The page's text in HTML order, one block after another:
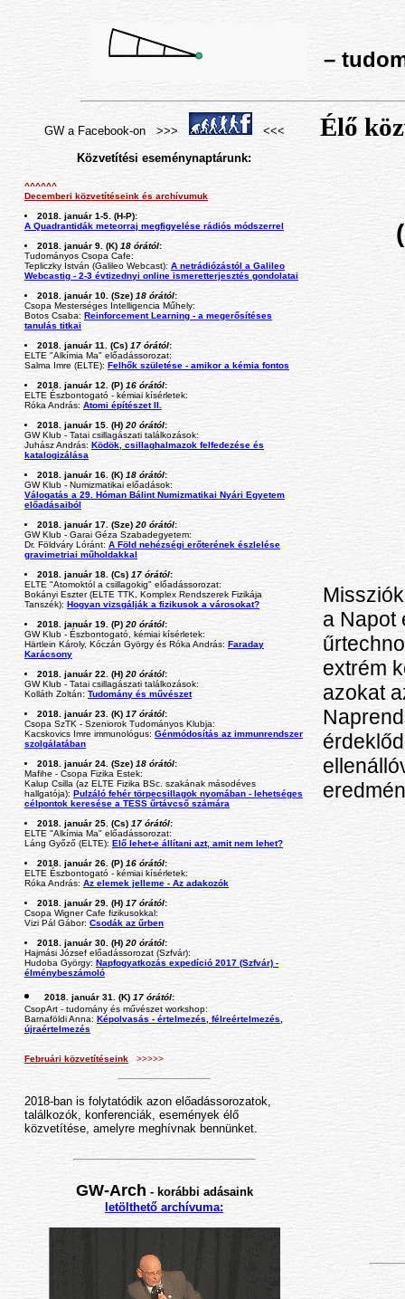
–
GW a Facebook-on >>>
<<<
Közvetítési eseménynaptárunk:
^^^^^^
Decemberi közvetítéseink és archívumuk
2018. január 1-5. (H-P):
A Quadrantidák meteorraj megfigyelése rádiós módszerrel
2018. január 9. (K) 18 órától:
Tudományos Csopa Cafe:
Tepliczky István (Galileo Webcast): A netrádiózástól a Galileo
Webcastig - 2-3 évtizednyi online ismeretterjesztés gondolatai
2018. január 10. (Sze) 18 órától:
Csopa Mesterséges Intelligencia Műhely:
Botos Csaba: Reinforcement Learning - a megerősítéses
tanulás titkai
2018. január 11. (Cs) 17 órától:
ELTE "Alkímia Ma" előadássorozat:
Salma Imre (ELTE): Felhők születése - amikor a kémia fontos
2018. január 12. (P) 16 órától:
ELTE Észbontogató - kémiai kísérletek:
Róka András: Atomi építészet II.
2018. január 15. (H) 20 órától:
GW Klub - Tatai csillagászati találkozások:
Juhász András: Ködök, csillaghalmazok felfedezése és
katalogizálása
2018. január 16. (K) 18 órától:
GW Klub - Numizmatikai előadások:
Válogatás a 29. Hóman Bálint Numizmatikai Nyári Egyetem
előadásaiból
2018. január 17. (Sze) 20 órától:
GW Klub - Garai Géza Szabadegyetem:
Dr. Földváry Lóránt: A Föld nehézségi erőterének észlelése
gravimetriai műholdakkal
2018. január 18. (Cs) 17 órától:
ELTE "Atomoktól a csillagokig" előadássorozat:
Bokányi Eszter (ELTE TTK, Komplex Rendszerek Fizikája
Tanszék): Hogyan vizsgálják a fizikusok a városokat?
2018. január 19. (P) 20 órától:
GW Klub - Észbontogató, kémiai kísérletek:
Härtlein Károly, Kóczán György és Róka András: Faraday
Karácsony
2018. január 22. (H) 20 órától:
GW Klub - Tatai csillagászati találkozások:
Kolláth Zoltán: Tudomány és művészet
2018. január 23. (K) 17 órától:
Csopa SzTK - Szeniorok Tudományos Klubja:
Kacskovics Imre immunológus: Génmódosítás az immunrendszer
szolgálatában
2018. január 24. (Sze) 18 órától:
Mafihe - Csopa Fizika Estek:
Kalup Csilla (az ELTE Fizika BSc. szakának másodéves
hallgatója): Pulzáló fehér törpecsillagok nyomában - lehetséges
célpontok keresése a TESS űrtávcső számára
2018. január 25. (Cs) 17 órától:
ELTE "Alkímia Ma" előadássorozat:
Láng Győző (ELTE): Elő lehet-e állítani azt, amit nem lehet?
2018. január 26. (P) 16 órától:
ELTE Észbontogató - kémiai kísérletek:
Róka András: Az elemek jelleme - Az adakozók
2018. január 29. (H) 17 órától:
Csopa Wigner Cafe fizikusokkal:
Vizi Pál Gábor: Csodák az űrben
2018. január 30. (H) 20 órától:
Hajmási József előadássorozat (Szfvár):
Hudoba György: Napfogyatkozás expedíció 2017 (Szfvár) -
élménybeszámoló
2018. január 31. (K) 17 órától:
CsopArt - tudomány és művészet workshop:
Barnaföldi Anna: Képolvasás - értelmezés, félreértelmezés,
újraértelmezés
Februári közvetítéseink >>>>>
2018-ban is folytatódik azon előadássorozatok,
találkozók, konferenciák, események élő
közvetítése, amelyre meghívnak bennünket.
GW-Arch - korábbi adásaink
letölthető archívuma:
Élő
a Napot
extrém
azokat